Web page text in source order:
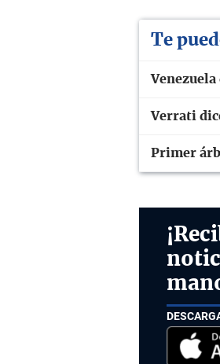
Te
Verrati
Primer